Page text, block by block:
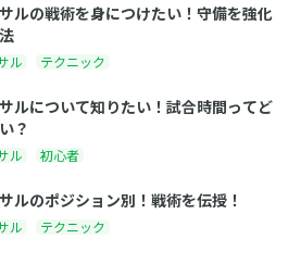
ルの戦術を身につけたい！守備を強化
ル テクニック
ルについて知りたい！試合時間ってど
？
ル 初心者
ルのポジション別！戦術を伝授！
ル テクニック